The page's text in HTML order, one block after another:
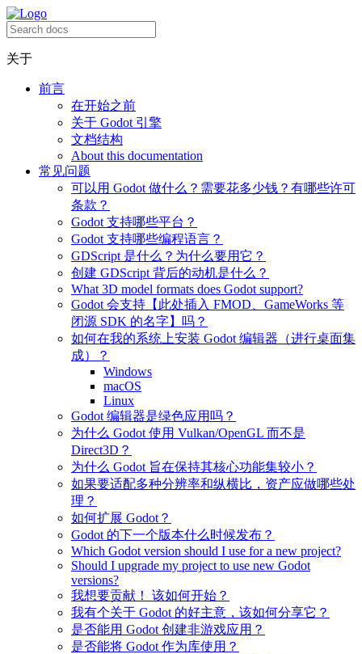
关于
前言
在开始之前
关于 Godot 引擎
文档结构
About this documentation
常见问题
可以用 Godot 做什么？需要花多少钱？有哪些许可
条款？
Godot 支持哪些平台？
Godot 支持哪些编程语言？
GDScript 是什么？为什么要用它？
创建 GDScript 背后的动机是什么？
What 3D model formats does Godot support?
Godot 会支持【此处插入 FMOD、GameWorks 等
闭源 SDK 的名字】吗？
如何在我的系统上安装 Godot 编辑器（进行桌面集
成）？
Windows
macOS
Linux
Godot 编辑器是绿色应用吗？
为什么 Godot 使用 Vulkan/OpenGL 而不是
Direct3D？
为什么 Godot 旨在保持其核心功能集较小？
如果要适配多种分辨率和纵横比，资产应做哪些处
理？
如何扩展 Godot？
Godot 的下一个版本什么时候发布？
Which Godot version should I use for a new project?
Should I upgrade my project to use new Godot
versions?
我想要贡献！ 该如何开始？
我有个关于 Godot 的好主意，该如何分享它？
是否能用 Godot 创建非游戏应用？
是否能将 Godot 作为库使用？